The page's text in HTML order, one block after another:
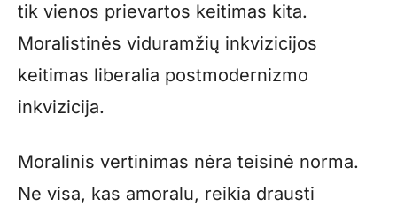
tik vienos prievartos keitimas kita.
Moralistinės viduramžių inkvizicijos
keitimas liberalia postmodernizmo
inkvizicija.
Moralinis vertinimas nėra teisinė norma.
Ne visa, kas amoralu, reikia drausti